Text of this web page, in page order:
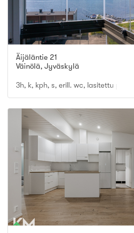
Äijäläntie 21
Väinölä, Jyväskylä
3h, k, kph, s, erill. wc, lasitettu